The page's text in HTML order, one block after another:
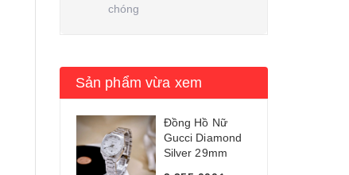
chóng
Sản phẩm vừa xem
Đồng Hồ Nữ
Gucci Diamond
Silver 29mm